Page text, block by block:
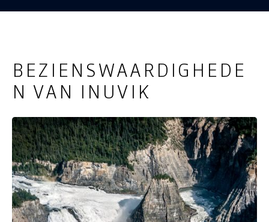
BEZIENSWAARDIGHEDE
N VAN INUVIK